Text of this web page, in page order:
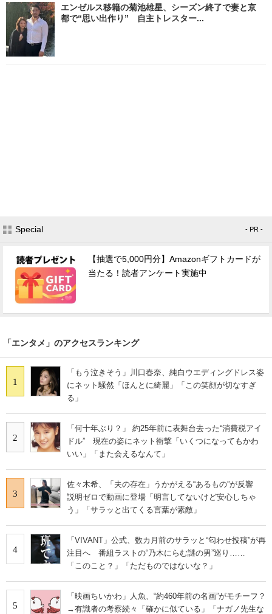
エンゼルス移籍の菊池雄星、シーズン終了で妻と京
都で“思い出作り” 自主トレスター...
Special - PR -
【抽選で5,000円分】Amazonギフトカードが
当たる！読者アンケート実施中
「エンタメ」のアクセスランキング
1
「もう泣きそう」川口春奈、純白ウエディングドレス姿
にネット騒然「ほんとに綺麗」「この笑顔が切なすぎ
る」
2
「何十年ぶり？」 約25年前に表舞台去った“消費税アイ
ドル” 現在の姿にネット衝撃「いくつになってもかわ
いい」「また会えるなんて」
3
佐々木希、「夫の存在」うかがえる“あるもの”が反響
説明ゼロで動画に登場「明言してないけど安心しちゃ
う」「サラッと出てくる言葉が素敵」
4
「VIVANT」公式、数カ月前のサラッと“匂わせ投稿”が再
注目へ 番組ラストの“乃木にらむ謎の男”巡り……
「このこと？」「ただものではないな？」
5
「映画ちいかわ」人魚、“約460年前の名画”がモチーフ？
→有識者の考察続々「確かに似ている」「ナガノ先生な